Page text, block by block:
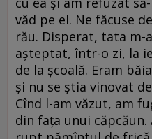
văd pe el. Ne făcuse
rău. Disperat, tata m-a
aşteptat, într-o zi, la
de la şcoală. Eram
şi nu se ştia vinovat
Cînd l-am văzut, am
din faţa unui căpcăun.